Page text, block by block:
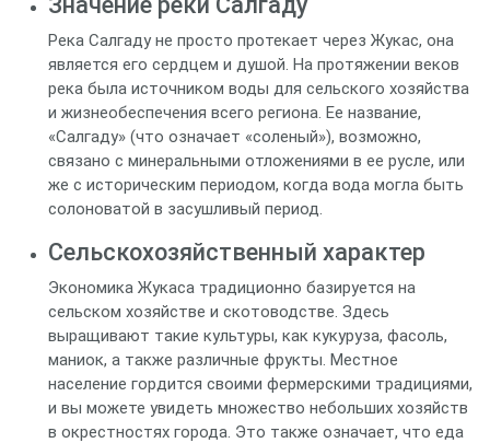
Река Салгаду не просто протекает через Жукас, она
является его сердцем и душой. На протяжении веков
река была источником воды для сельского хозяйства
и жизнеобеспечения всего региона. Ее название,
«Салгаду» (что означает «соленый»), возможно,
связано с минеральными отложениями в ее русле, или
же с историческим периодом, когда вода могла быть
солоноватой в засушливый период.
Сельскохозяйственный характер
Экономика Жукаса традиционно базируется на
сельском хозяйстве и скотоводстве. Здесь
выращивают такие культуры, как кукуруза, фасоль,
маниок, а также различные фрукты. Местное
население гордится своими фермерскими традициями,
и вы можете увидеть множество небольших хозяйств
в окрестностях города. Это также означает, что еда